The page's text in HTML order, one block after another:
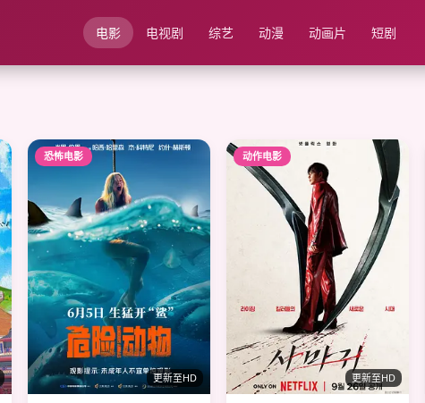
电影 电视剧 综艺 动漫 动画片 短剧
恐怖电影
更新至HD
动作电影
更新至HD